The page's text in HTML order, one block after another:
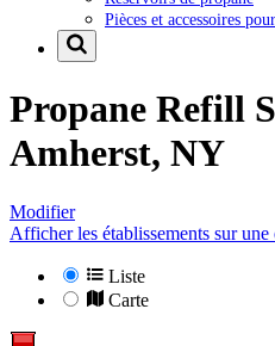
Pièces et accessoires
Propane Refill
Amherst, NY
Modifier
Afficher les établissements sur une
Liste
Carte